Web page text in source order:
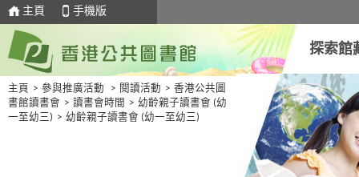
主頁 手機版
探索館
主頁 > 參與推廣活動 > 閱讀活動 > 香港公共圖
書館讀書會 > 讀書會時間 > 幼齡親子讀書會 (幼
一至幼三) > 幼齡親子讀書會 (幼一至幼三)